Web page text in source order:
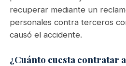
recuperar mediante un
personales contra terceros
causó el accidente.
¿Cuánto cuesta contratar